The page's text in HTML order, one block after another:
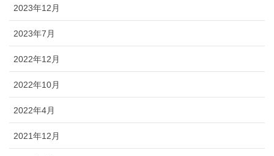
2023年12月
2023年7月
2022年12月
2022年10月
2022年4月
2021年12月